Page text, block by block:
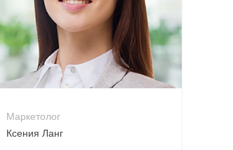
Маркетолог
Ксения Ланг
+7 800 900-80-90
no-reply@intecweb.ru